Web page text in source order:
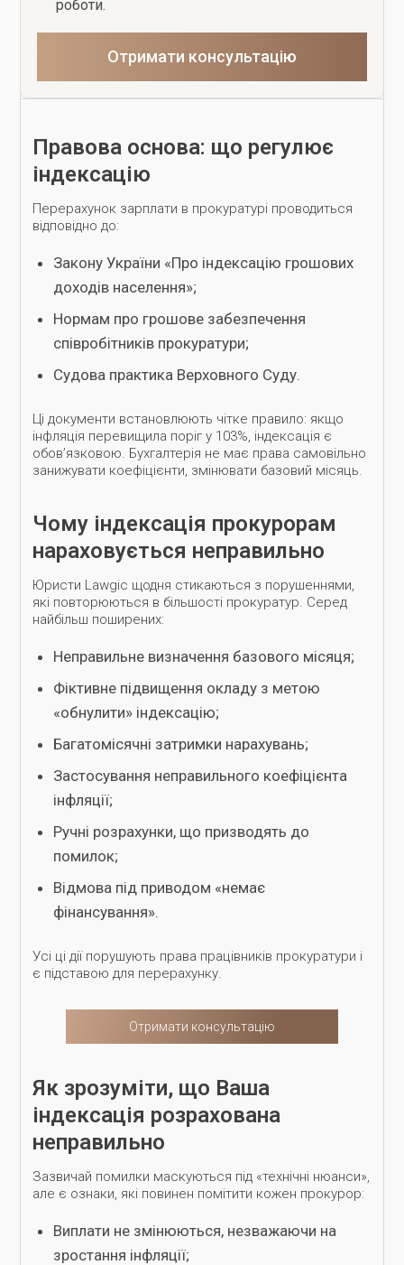
роботи.
Отримати консультацію
Правова основа: що регулює
індексацію
Перерахунок зарплати в прокуратурі проводиться
відповідно до:
Закону України «Про індексацію грошових
доходів населення»;
Нормам про грошове забезпечення
співробітників прокуратури;
Судова практика Верховного Суду.
Ці документи встановлюють чітке правило: якщо
інфляція перевищила поріг у 103%, індексація є
обов’язковою. Бухгалтерія не має права самовільно
занижувати коефіцієнти, змінювати базовий місяць.
Чому індексація прокурорам
нараховується неправильно
Юристи Lawgic щодня стикаються з порушеннями,
які повторюються в більшості прокуратур. Серед
найбільш поширених:
Неправильне визначення базового місяця;
Фіктивне підвищення окладу з метою
«обнулити» індексацію;
Багатомісячні затримки нарахувань;
Застосування неправильного коефіцієнта
інфляції;
Ручні розрахунки, що призводять до
помилок;
Відмова під приводом «немає
фінансування».
Усі ці дії порушують права працівників прокуратури і
є підставою для перерахунку.
Отримати консультацію
Як зрозуміти, що Ваша
індексація розрахована
неправильно
Зазвичай помилки маскуються під «технічні нюанси»,
але є ознаки, які повинен помітити кожен прокурор:
Виплати не змінюються, незважаючи на
зростання інфляції;